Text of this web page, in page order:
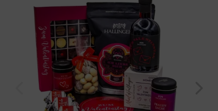
Geburtstag